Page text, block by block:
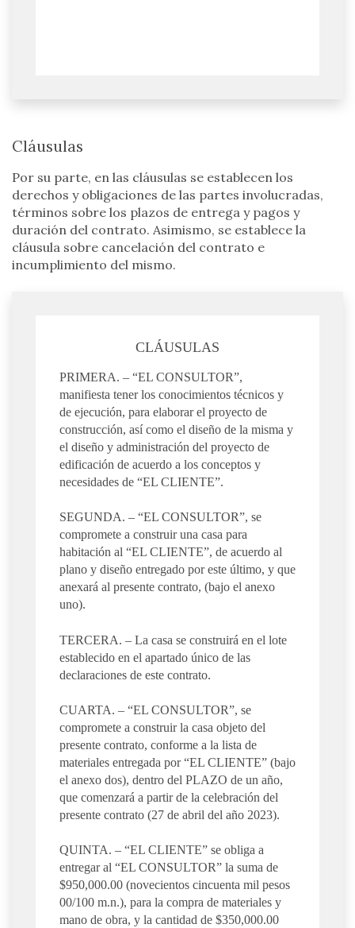
Cláusulas
Por su parte, en las cláusulas se establecen los
derechos y obligaciones de las partes involucradas,
términos sobre los plazos de entrega y pagos y
duración del contrato. Asimismo, se establece la
cláusula sobre cancelación del contrato e
incumplimiento del mismo.
CLÁUSULAS
PRIMERA. – “EL CONSULTOR”,
manifiesta tener los conocimientos técnicos y
de ejecución, para elaborar el proyecto de
construcción, así como el diseño de la misma y
el diseño y administración del proyecto de
edificación de acuerdo a los conceptos y
necesidades de “EL CLIENTE”.
SEGUNDA. – “EL CONSULTOR”, se
compromete a construir una casa para
habitación al “EL CLIENTE”, de acuerdo al
plano y diseño entregado por este último, y que
anexará al presente contrato, (bajo el anexo
uno).
TERCERA. – La casa se construirá en el lote
establecido en el apartado único de las
declaraciones de este contrato.
CUARTA. – “EL CONSULTOR”, se
compromete a construir la casa objeto del
presente contrato, conforme a la lista de
materiales entregada por “EL CLIENTE” (bajo
el anexo dos), dentro del PLAZO de un año,
que comenzará a partir de la celebración del
presente contrato (27 de abril del año 2023).
QUINTA. – “EL CLIENTE” se obliga a
entregar al “EL CONSULTOR” la suma de
$950,000.00 (novecientos cincuenta mil pesos
00/100 m.n.), para la compra de materiales y
mano de obra, y la cantidad de $350,000.00